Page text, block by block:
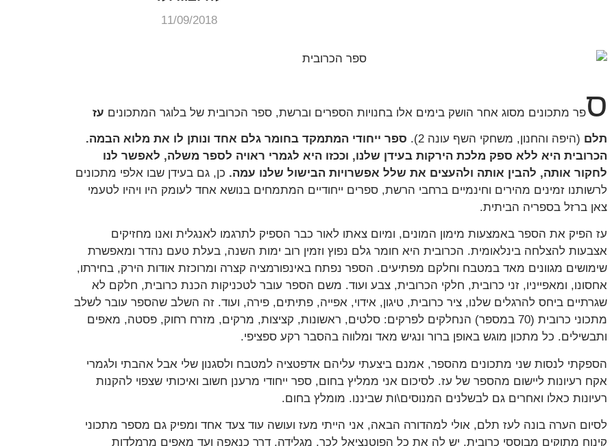
11/09/2018
ספר מתכונים מסוג אחר הושק בימים אלו בחנויות הספרים וברשת, ספר הכרובית של בלוגר המתכונים עז
תלם (היפה והחנון, משחקי השף עונה 2).
ספר ייחודי המתמקד בחומר גלם אחד ונותן לו את מלוא הבמה.
הכרובית היא ללא ספק מלכת הירקות בעידן שלנו, וככזו היא לגמרי ראויה לספר משלה, לאפשר לנו
לחקור אותה, להבין אותה ולהעצים את שלל אפשרויות הבישול שלנו עמה. כן, גם בעידן שבו אלפי מתכונים
לרשותנו זמינים מהירים וחינמיים ברחבי הרשת, ספרים ייחודיים המתמחים בנושא אחד לעומק היו ויהיו לטעמי
צאן ברזל בספריה הביתית.
עז הפיק את הספר באמצעות מימון המונים, ומיום צאתו לאור כבר הספיק לתרגמו לאנגלית ואנו מחזיקים
אצבעות להצלחה בינלאומית. הכרובית היא חומר גלם נפוץ וזמין רוב ימות השנה, בעלת טעם נהדר ומאפשרת
שימושים מגוונים מאד במטבח וחלקם מפתיעים. הספר נפתח באינפורמציה קצרה ומרוכזת אודות הירק, בחירתו,
אחסונו, ומאפייניו, זני כרובית, חלקי הכרובית, צבע ועוד. משם הספר עובר לטכניקות הכנת כרובית, חלקם לא
שגרתיים ביחס להרגלים שלנו, ציר כרובית, טיגון, אידוי, אפייה, פתיתים, פירה, ועוד. זה השלב שהספר עובר לשלב
מתכוני כרובית (70 במספר) הנחלקים לפרקים: סלטים, ראשונות, קציצות, מרקים, מזרח רחוק, פסטה, מאפים
ותבשילים. כל מתכון מוגש באופן ברור ונגיש מאד ומלווה בהסבר רקע ספציפי.
הספקתי לנסות שני מתכונים מהספר, אמנם ביצעתי עליהם אדפטציה למטבח ולסגנון שלי אבל אהבתי ולגמרי
אקח רעיונות ליישום מהספר של עז. לסיכום אני ממליץ בחום, ספר ייחודי מרענן חשוב ואיכותי שצפוי להקנות
רעיונות כאלו ואחרים גם לבשלנים המנוסים\ות שביננו. מומלץ בחום.
לסיום הערה בונה לעז תלם, אולי למהדורה הבאה, אני הייתי מעז ועושה עוד צעד אחד ומפיק גם מספר מתכוני
קינוח מתוקים מבוססי כרובית, יש לה את כל הפוטנציאל לכך, מגלידה, דרך כנאפה ועד מאפים מרמלדות